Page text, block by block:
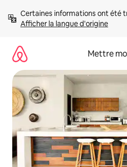
directement
Afficher la langue d'origine
Mettre